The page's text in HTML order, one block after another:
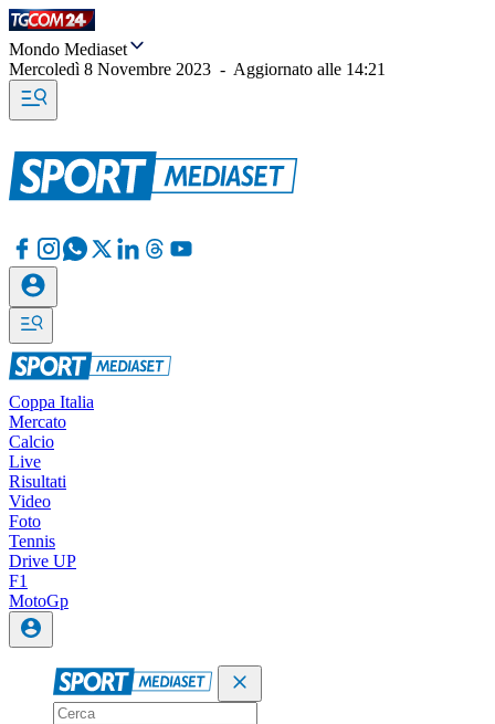
Mondo Mediaset
Mercoledì 8 Novembre 2023 - Aggiornato alle 14:21
Coppa Italia
Mercato
Calcio
Live
Risultati
Video
Foto
Tennis
Drive UP
F1
MotoGp